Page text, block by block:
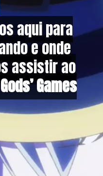
aqui para
e onde
assistir ao
Gods’ Games
aqui para
e onde
assistir ao
Gods’ Games